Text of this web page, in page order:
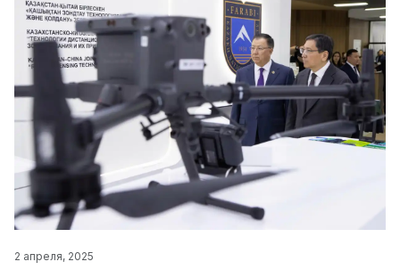
2 апреля, 2025